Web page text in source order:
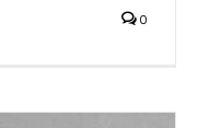
0